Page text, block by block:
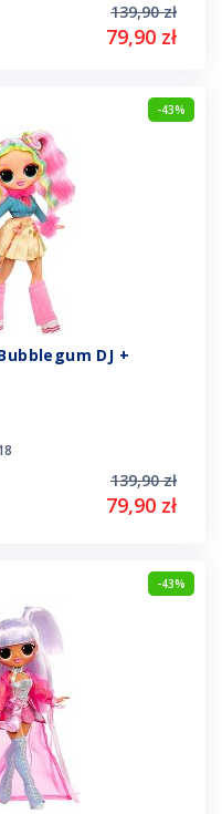
139,90 zł
79,90 zł
-43%
DJ +
139,90 zł
79,90 zł
-43%